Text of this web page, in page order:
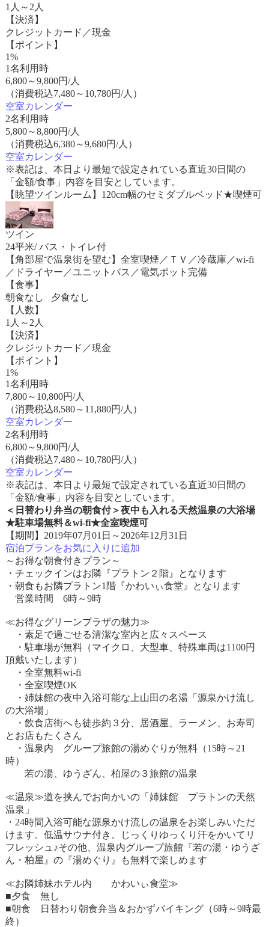
1人～2人
【決済】
クレジットカード／現金
【ポイント】
1%
1名利用時
6,800～9,800円/人
（消費税込7,480～10,780円/人）
空室カレンダー
2名利用時
5,800～8,800円/人
（消費税込6,380～9,680円/人）
空室カレンダー
※表記は、本日より最短で設定されている直近30日間の
「金額/食事」内容を目安としています。
【眺望ツインルーム】120cm幅のセミダブルベッド★喫煙可
ツイン
24平米/ バス・トイレ付
【角部屋で温泉街を望む】全室喫煙／ＴＶ／冷蔵庫／wi-fi
／ドライヤー／ユニットバス／電気ポット完備
【食事】
朝食なし 夕食なし
【人数】
1人～2人
【決済】
クレジットカード／現金
【ポイント】
1%
1名利用時
7,800～ 10,800円/人
（消費税込8,580～11,880円/人）
空室カレンダー
2名利用時
6,800～9,800円/人
（消費税込7,480～10,780円/人）
空室カレンダー
※表記は、本日より最短で設定されている直近30日間の
「金額/食事」内容を目安としています。
＜日替わり弁当の朝食付＞夜中も入れる天然温泉の大浴場
★駐車場無料＆wi-fi★全室喫煙可
【期間】2019年07月01日～2026年12月31日
宿泊プランをお気に入りに追加
～お得な朝食付きプラン～
・チェックインはお隣『プラトン２階』となります
・朝食もお隣プラトン1階『かわいぃ食堂』となります
営業時間 6時～9時
≪お得なグリーンプラザの魅力≫
・素足で過ごせる清潔な室内と広々スペース
・駐車場が無料（マイクロ、大型車、特殊車両は1100円
頂戴いたします）
・全室無料wi-fi
・全室喫煙OK
・姉妹館の夜中入浴可能な上山田の名湯「源泉かけ流し
の大浴場」
・飲食店街へも徒歩約３分、居酒屋、ラーメン、お寿司
とお店もたくさん
・温泉内 グループ旅館の湯めぐりが無料（15時～21
時）
若の湯、ゆうざん、柏屋の３旅館の温泉
≪温泉≫道を挟んでお向かいの「姉妹館 プラトンの天然
温泉」
・24時間入浴可能な源泉かけ流しの温泉をお楽しみいただ
けます。低温サウナ付き。じっくりゆっくり汗をかいてリ
フレッシュ♪その他、温泉内グループ旅館『若の湯・ゆうざ
ん・柏屋』の『湯めぐり』も無料で楽しめます
≪お隣姉妹ホテル内 かわいぃ食堂≫
■夕食 無し
■朝食 日替わり朝食弁当＆おかずバイキング（6時～9時最
終）